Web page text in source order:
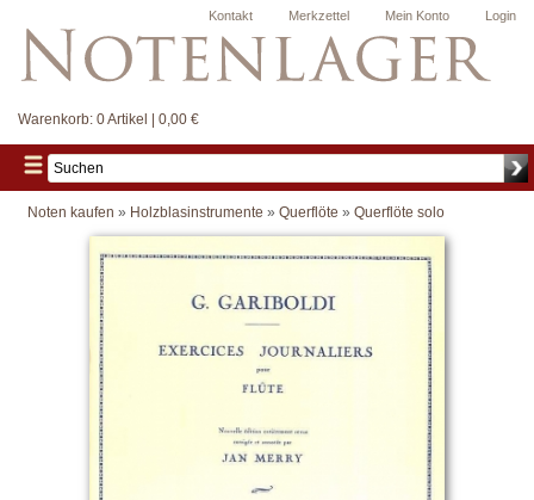
Login
Mein Konto
Merkzettel
Kontakt
Warenkorb: 0 Artikel | 0,00 €
Noten kaufen » Holzblasinstrumente » Querflöte » Querflöte solo